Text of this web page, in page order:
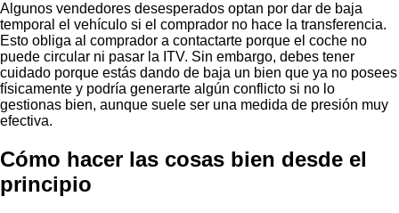
Algunos vendedores desesperados optan por dar de baja
temporal el vehículo si el comprador no hace la transferencia.
Esto obliga al comprador a contactarte porque el coche no
puede circular ni pasar la ITV. Sin embargo, debes tener
cuidado porque estás dando de baja un bien que ya no posees
físicamente y podría generarte algún conflicto si no lo
gestionas bien, aunque suele ser una medida de presión muy
efectiva.
Cómo hacer las cosas bien desde el
principio